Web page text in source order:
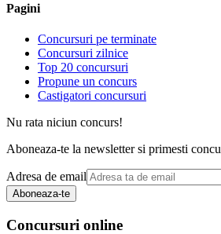
Pagini
Concursuri pe terminate
Concursuri zilnice
Top 20 concursuri
Propune un concurs
Castigatori concursuri
Nu rata niciun concurs!
Aboneaza-te la newsletter si primesti
Adresa de email
Aboneaza-te
Concursuri online